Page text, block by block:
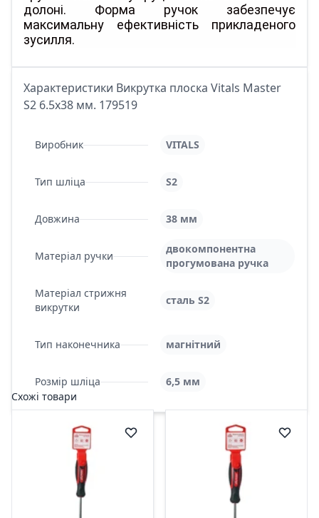
долоні. Форма ручок забезпечує
максимальну ефективність прикладеного
зусилля.
Характеристики Викрутка плоска Vitals Master
S2 6.5х38 мм. 179519
Виробник VITALS
Тип шліца S2
Довжина 38 мм
Матеріал ручки
двокомпонентна
прогумована ручка
Матеріал стрижня
викрутки
сталь S2
Тип наконечника магнітний
Розмір шліца
6,5 мм
Схожі товари